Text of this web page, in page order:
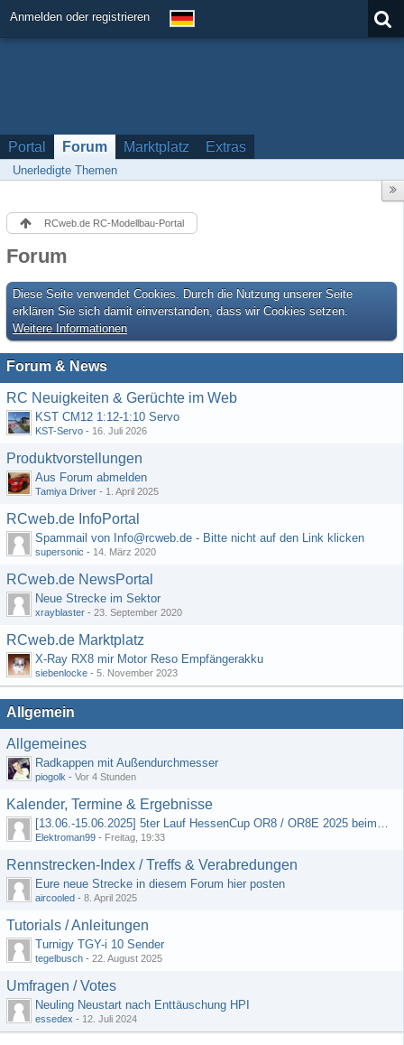
Anmelden oder registrieren
Portal Forum Marktplatz Extras
Unerledigte Themen
RCweb.de RC-Modellbau-Portal
Forum
Diese Seite verwendet Cookies. Durch die Nutzung unserer Seite
erklären Sie sich damit einverstanden, dass wir Cookies setzen.
Weitere Informationen
Forum & News
RC Neuigkeiten & Gerüchte im Web
KST CM12 1:12-1:10 Servo
KST-Servo - 16. Juli 2026
Produktvorstellungen
Aus Forum abmelden
Tamiya Driver - 1. April 2025
RCweb.de InfoPortal
Spammail von Info@rcweb.de - Bitte nicht auf den Link klicken
supersonic - 14. März 2020
RCweb.de NewsPortal
Neue Strecke im Sektor
xrayblaster - 23. September 2020
RCweb.de Marktplatz
X-Ray RX8 mir Motor Reso Empfängerakku
siebenlocke - 5. November 2023
Allgemein
Allgemeines
Radkappen mit Außendurchmesser
piogolk - Vor 4 Stunden
Kalender, Termine & Ergebnisse
[13.06.-15.06.2025] 5ter Lauf HessenCup OR8 / OR8E 2025 beim MSC Ober-Mörlen e.V.
Elektroman99 - Freitag, 19:33
Rennstrecken-Index / Treffs & Verabredungen
Eure neue Strecke in diesem Forum hier posten
aircooled - 8. April 2025
Tutorials / Anleitungen
Turnigy TGY-i 10 Sender
tegelbusch - 22. August 2025
Umfragen / Votes
Neuling Neustart nach Enttäuschung HPI
essedex - 12. Juli 2024